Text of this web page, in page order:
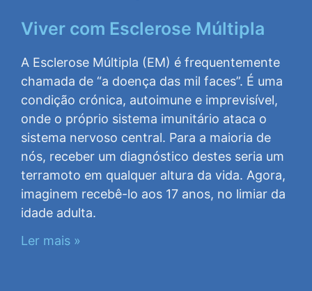
Viver com Esclerose Múltipla
A Esclerose Múltipla (EM) é frequentemente
chamada de “a doença das mil faces”. É uma
condição crónica, autoimune e imprevisível,
onde o próprio sistema imunitário ataca o
sistema nervoso central. Para a maioria de
nós, receber um diagnóstico destes seria um
terramoto em qualquer altura da vida. Agora,
imaginem recebê-lo aos 17 anos, no limiar da
idade adulta.
Ler mais »